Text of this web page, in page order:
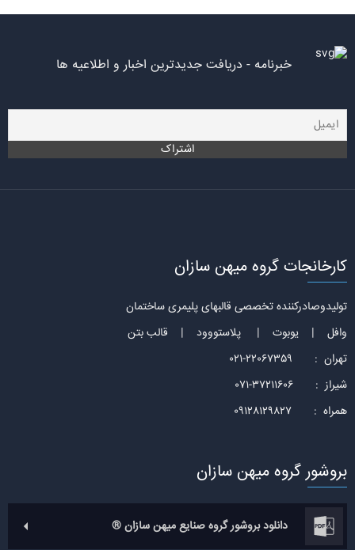
خبرنامه - دریافت جدیدترین اخبار و اطلاعیه ها
کارخانجات گروه میهن سازان
تولیدوصادرکننده تخصصی قالبهای پلیمری ساختمان
وافل | یوبوت | پلاستووود | قالب بتن
تهران : 22067359-021
شیراز : 37211606-071
همراه : 09128129827
بروشور گروه میهن سازان
دانلود بروشور گروه صنایع میهن سازان ®